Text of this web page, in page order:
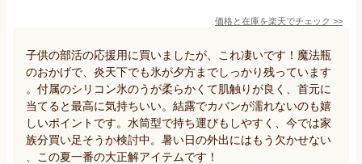
価格と在庫を楽天でチェック >>
子供の部活の応援用に買いましたが、これ凄いです！魔法瓶
のおかげで、炎天下でも氷が夕方までしっかり残っています
。付属のシリコン氷のうが柔らかくて肌触りが良く、首元に
当てると最高に気持ちいい。結露でカバンが濡れないのも嬉
しいポイントです。水筒型で持ち運びもしやすく、今では家
族分買い足そうか検討中。暑い日の外出にはもう欠かせない
、この夏一番の大正解アイテムです！